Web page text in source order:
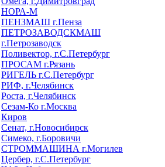
НОРА-М
ПЕНЗМАШ г.Пенза
ПЕТРОЗАВОДСКМАШ
г.Петрозаводск
Поливектор, г.С.Петербург
ПРОСАМ г.Рязань
РИГЕЛЬ г.С.Петербург
РИФ, г.Челябинск
Роста, г.Челябинск
Сезам-Ко г.Москва
Киров
Сенат, г.Новосибирск
Симеко, г.Боровичи
СТРОММАШИНА г.Могилев
Цербер, г.С.Петербург